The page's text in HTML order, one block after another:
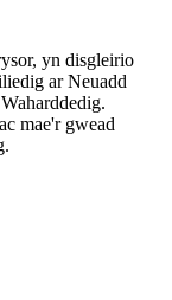
yn disgleirio
ar Neuadd
mae'r gwead